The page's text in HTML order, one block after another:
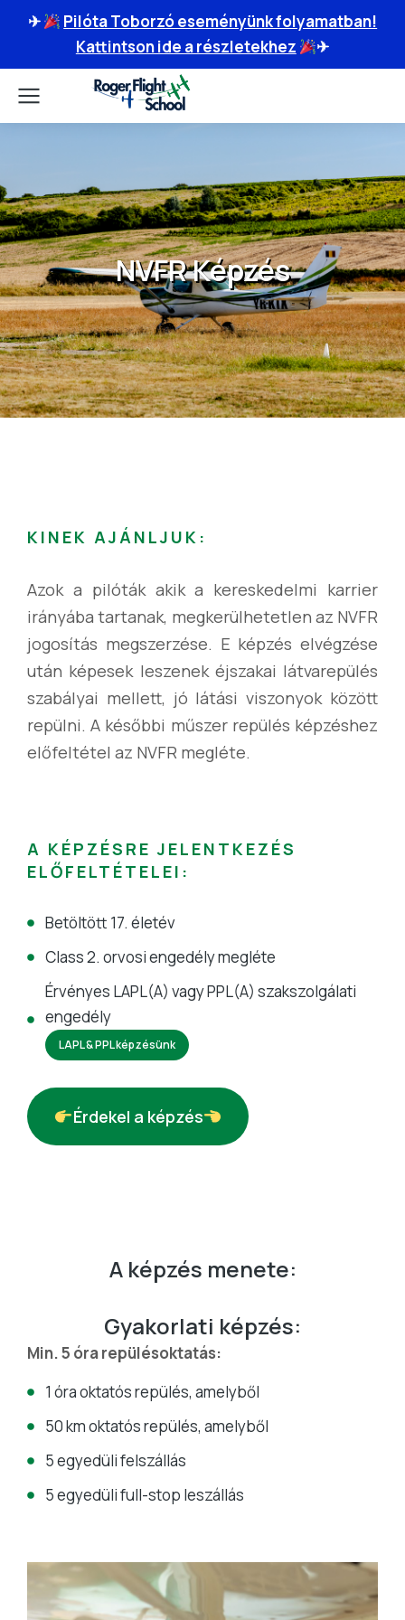
✈
Pilóta Toborzó eseményünk folyamatban!
Kattintson ide a részletekhez
✈
NVFR Képzés
KINEK AJÁNLJUK:
Azok a pilóták akik a kereskedelmi karrier
irányába tartanak, megkerülhetetlen az NVFR
jogosítás megszerzése. E képzés elvégzése
után képesek leszenek éjszakai látvarepülés
szabályai mellett, jó látási viszonyok között
repülni. A későbbi műszer repülés képzéshez
előfeltétel az NVFR megléte.
A KÉPZÉSRE JELENTKEZÉS
ELŐFELTÉTELEI:
Betöltött 17. életév
Class 2. orvosi engedély megléte
Érvényes LAPL(A) vagy PPL(A) szakszolgálati
engedély
LAPL & PPL képzésünk
Érdekel a képzés
A képzés menete:
Gyakorlati képzés:
Min. 5 óra repülésoktatás:
1 óra oktatós repülés, amelyből
50 km oktatós repülés, amelyből
5 egyedüli felszállás
5 egyedüli full-stop leszállás